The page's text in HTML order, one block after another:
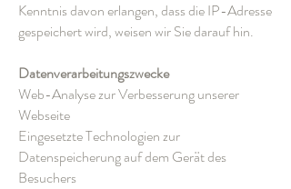
Kenntnis davon erlangen, dass die IP-Adresse
gespeichert wird, weisen wir Sie darauf hin.
Datenverarbeitungszwecke
Web-Analyse zur Verbesserung unserer
Webseite
Eingesetzte Technologien zur
Datenspeicherung auf dem Gerät des
Besuchers